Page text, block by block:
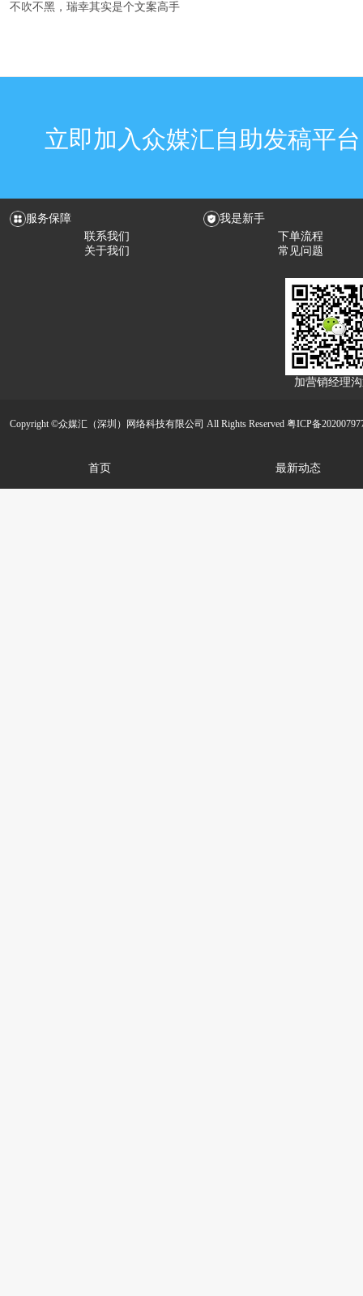
不吹不黑，瑞幸其实是个文案高手
立即加入众媒汇自助发稿平
服务保障
联系我们
关于我们
我是新手
下单流程
常见问题
加营销经理
Copyright ©众媒汇（深圳）网络科技有限公司 All Rights Reserved 粤ICP备
首页 最新动态